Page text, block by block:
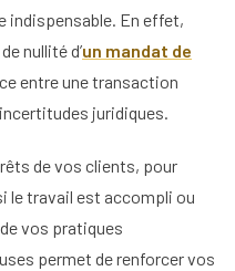
l’agence immobilière
d’un mandat de
rédaction et de
des agents
indispensable. En effet,
nullité d’un mandat de
entre une transaction
juridiques.
de vos clients, pour
le travail est accompli ou
vos pratiques
permet de renforcer vos